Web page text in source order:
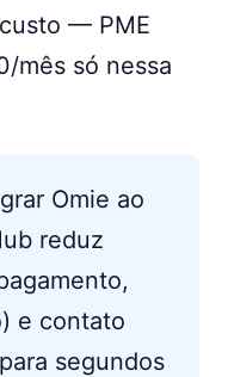
— PME
mês só nessa
Omie ao
reduz
e contato
segundos